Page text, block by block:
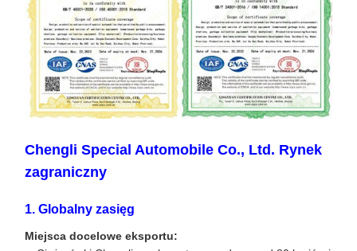
Chengli Special Automobile Co., Ltd. Rynek
zagraniczny
1. Globalny zasięg
Miejsca docelowe eksportu: